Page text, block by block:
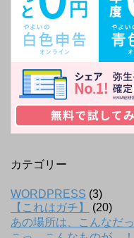
カテゴリー
WORDPRESS (3)
【これはガチ】
(20)
あの場所は、こんなだっ